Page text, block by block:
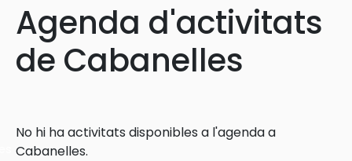
Agenda d'activitats
de Cabanelles
No hi ha activitats disponibles a l'agenda a
Cabanelles.